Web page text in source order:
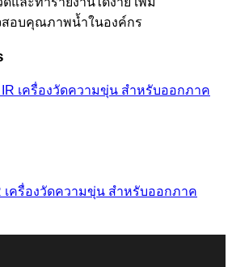
อบคุณภาพน้ำในองค์กร
เครื่องวัดความขุ่น สำหรับออกภาค